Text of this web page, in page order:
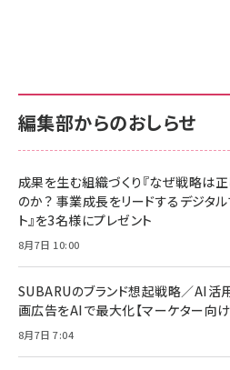
￥880
anan(アンアン
スペシャルエディシ
￥1,100
anan(アンアン
￥880
ママ投資家が育休中
サポート正規品 メ
NIMASO ガラスフ
すい ガイド枠付き
2枚セット
￥1,599
￥6,980
全ワイヤレスイヤホ
サポート正規品 メ
Amazon eギフトカ
￥5,000
Anker PowerLine
Pro/Air 各種対応
￥1,890
編集部からのおしらせ
成果を生む組織づくり『なぜ戦略は
のか？ 事業成長をリードするデジタ
ト』を3名様にプレゼント
8月7日 10:00
SUBARUのブランド想起戦略／AI活用
画広告をAIで最大化【マーケター向け
8月7日 7:04